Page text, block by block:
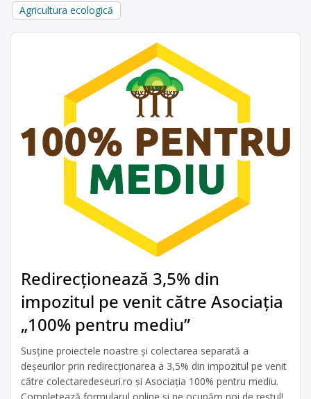
Agricultura ecologică
Redirecționează 3,5% din
impozitul pe venit către Asociația
„100% pentru mediu”
Susține proiectele noastre și colectarea separată a
deșeurilor prin redirecționarea a 3,5% din impozitul pe venit
către colectaredeseuri.ro și Asociația 100% pentru mediu.